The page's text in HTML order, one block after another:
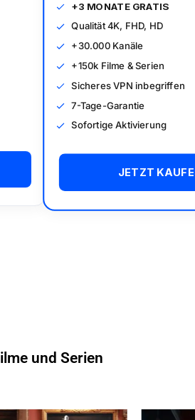
+3 MONATE GRATIS
Qualität 4K, FHD, HD
+30.000 Kanäle
+150k Filme & Serien
Sicheres VPN inbegriffen
7-Tage-Garantie
Sofortige Aktivierung
JETZT
und Serien